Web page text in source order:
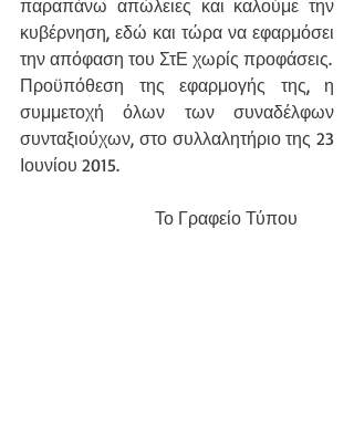
παραπάνω απώλειες και καλούμε την
κυβέρνηση, εδώ και τώρα να εφαρμόσει
την απόφαση του ΣτΕ χωρίς προφάσεις.
Προϋπόθεση της εφαρμογής της, η
συμμετοχή όλων των συναδέλφων
συνταξιούχων, στο συλλαλητήριο της 23
Ιουνίου 2015.
Το Γραφείο Τύπου